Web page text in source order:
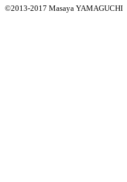
©2013-2017 Masaya YAMAGUCHI